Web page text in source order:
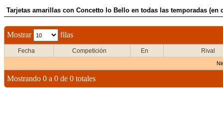
Tarjetas amarillas con Concetto lo Bello en todas las temporadas (en
Mostrar filas
Fecha Competición En Rival
Mostrando 0 a 0 de 0 totales